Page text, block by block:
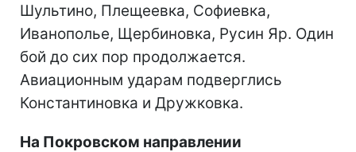
Шультино, Плещеевка, Софиевка,
Иванополье, Щербиновка, Русин Яр. Один
бой до сих пор продолжается.
Авиационным ударам подверглись
Константиновка и Дружковка.
На Покровском направлении